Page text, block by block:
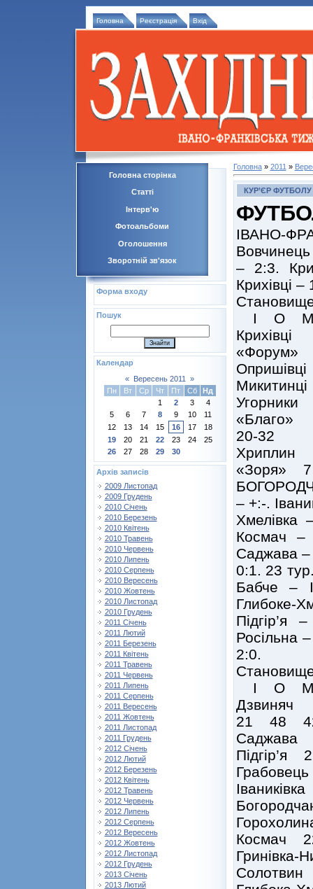
Головна Реєстрація Вхід
Головна сторінка
Статті
Інтерв'ю
Фотоальбоми
Оголошення
Зворотній зв'язок
Форма входу
Пошук
Календар
« Вересень 2011
»
Пн
Вт Ср Чт Пт Сб
Нд
1
2 3
4
5
6 7 8 9 10
11
12
13 14 15 16 17
18
19
20 21 22 23 24
25
26
27 28 29 30
Архів записів
2009 Листопад
2009 Грудень
2010 Січень
2010 Березень
2010 Квітень
2010 Травень
2010 Червень
2010 Липень
2010 Серпень
2010 Вересень
2010 Жовтень
2010 Листопад
2010 Грудень
2011 Січень
2011 Лютий
2011 Березень
2011 Квітень
2011 Травень
2011 Червень
2011 Липень
2011 Серпень
2011 Вересень
2011 Жовтень
2011 Листопад
2011 Грудень
2012 Січень
2012 Лютий
2012 Березень
2012 Квітень
2012 Травень
2012 Червень
2012 Липень
2012 Серпень
2012 Вересень
2012 Жовтень
2012 Листопад
2012 Грудень
2013 Січень
2013 Лютий
Головна» 2011 »
КУР’ЄР ФУТБОЛУ
ІВАНО-
– 2:3.
Крихівці –
І О
20-32
«Зоря»
– +:-.
Хмелівка
Космач –
Саджава –
0:1. 23
Бабче –
Глибоке-
Росільна
2:0.
І О
21 48
Космач